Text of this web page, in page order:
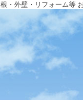
・外壁・リフォーム等